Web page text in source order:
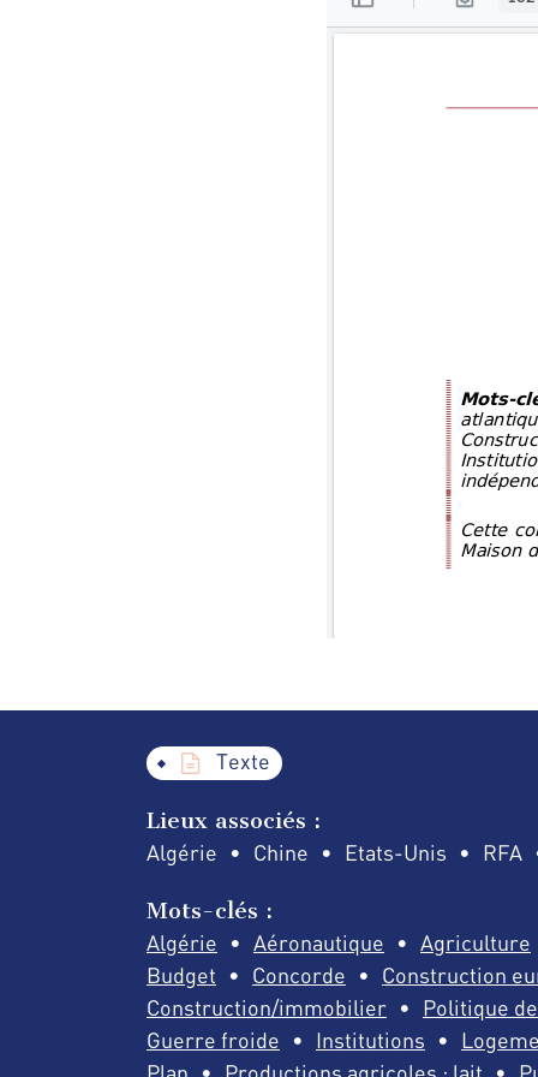
Texte
Lieux associés :
Algérie Chine Etats-Unis RFA
Mots-clés :
Algérie Aéronautique
Agriculture
Budget
Concorde
Construction
Construction/immobilier
Politique
Guerre froide
Institutions